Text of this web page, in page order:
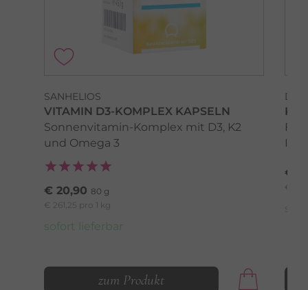
SANHELIOS
VITAMIN D3-KOMPLEX KAPSELN
Sonnenvitamin-Komplex mit D3, K2
und Omega 3
€ 20,90 80 g
€ 261,25 pro 1 kg
sofort lieferbar
zum Produkt
DR.
Für
€
€